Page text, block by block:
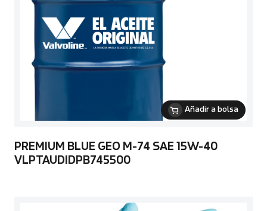
Añadir a bolsa
PREMIUM BLUE GEO M-74 SAE 15W-40
VLPTAUDIDPB745500